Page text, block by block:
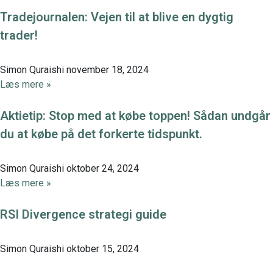
Tradejournalen: Vejen til at blive en dygtig
trader!
Simon Quraishi november 18, 2024
Læs mere »
Aktietip: Stop med at købe toppen! Sådan undgår
du at købe på det forkerte tidspunkt.
Simon Quraishi oktober 24, 2024
Læs mere »
RSI Divergence strategi guide
Simon Quraishi oktober 15, 2024